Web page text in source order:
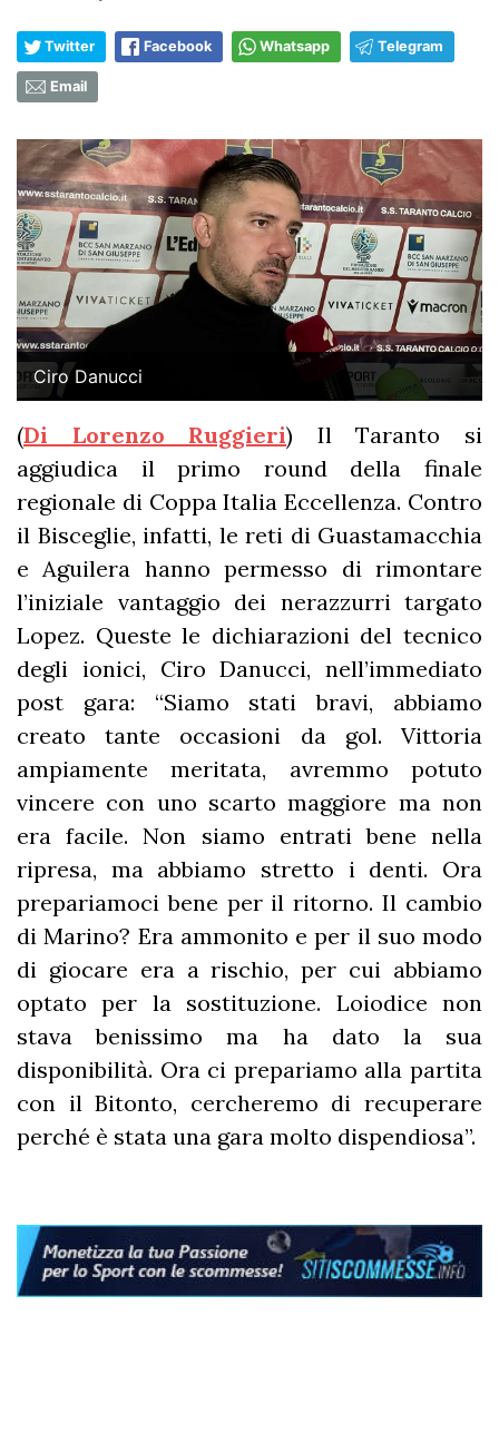
Twitter Facebook Whatsapp Telegram
Email
Ciro Danucci
(Di Lorenzo Ruggieri) Il Taranto si
aggiudica il primo round della finale
regionale di Coppa Italia Eccellenza. Contro
il Bisceglie, infatti, le reti di Guastamacchia
e Aguilera hanno permesso di rimontare
l’iniziale vantaggio dei nerazzurri targato
Lopez. Queste le dichiarazioni del tecnico
degli ionici, Ciro Danucci, nell’immediato
post gara: “Siamo stati bravi, abbiamo
creato tante occasioni da gol. Vittoria
ampiamente meritata, avremmo potuto
vincere con uno scarto maggiore ma non
era facile. Non siamo entrati bene nella
ripresa, ma abbiamo stretto i denti. Ora
prepariamoci bene per il ritorno. Il cambio
di Marino? Era ammonito e per il suo modo
di giocare era a rischio, per cui abbiamo
optato per la sostituzione. Loiodice non
stava benissimo ma ha dato la sua
disponibilità. Ora ci prepariamo alla partita
con il Bitonto, cercheremo di recuperare
perché è stata una gara molto dispendiosa”.